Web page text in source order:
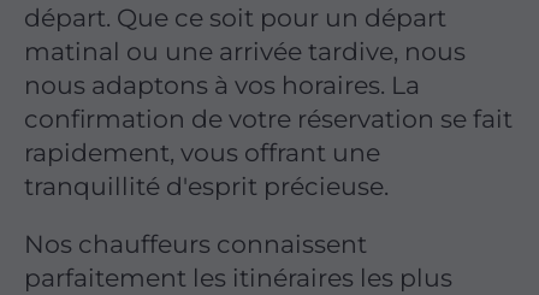
départ. Que ce soit pour un départ
matinal ou une arrivée tardive, nous
nous adaptons à vos horaires. La
confirmation de votre réservation se fait
rapidement, vous offrant une
tranquillité d'esprit précieuse.
Nos chauffeurs connaissent
parfaitement les itinéraires les plus